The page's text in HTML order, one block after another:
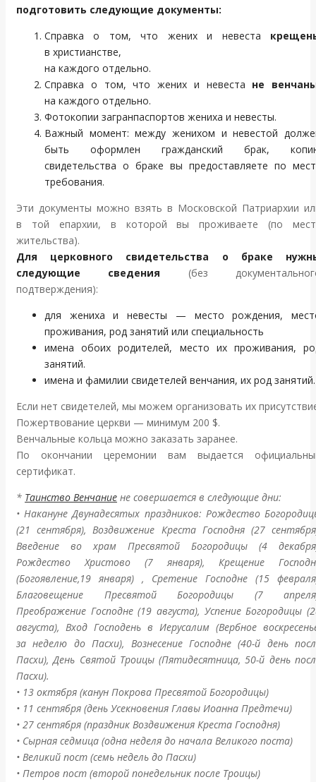
подготовить следующие документы:
Справка о том, что жених и невеста
в христианстве,
на каждого отдельно.
Справка о том, что жених и невеста не
на каждого отдельно.
Фотокопии загранпаспортов жениха и невесты.
Важный момент: между женихом и невестой
быть оформлен гражданский брак,
свидетельства о браке вы предоставляете по
требования.
Эти документы можно взять в Московской Патриархии
в той епархии, в которой вы проживаете (по
жительства).
Для церковного свидетельства о браке
следующие сведения (без
подтверждения):
для жениха и невесты — место рождения,
проживания, род занятий или специальность
имена обоих родителей, место их проживания,
занятий.
имена и фамилии свидетелей венчания, их род занятий.
Если нет свидетелей, мы можем организовать их
Пожертвование церкви — минимум 200 $.
Венчальные кольца можно заказать заранее.
По окончании церемонии вам выдается
сертификат.
* Таинство Венчание не совершается в следующие дни:
• Накануне Двунадесятых праздников: Рождество
(21 сентября), Воздвижение Креста Господня (27
Введение во храм Пресвятой Богородицы (4
Рождество Христово (7 января), Крещение
(Богоявление,19 января) , Сретение Господне (15
Благовещение Пресвятой Богородицы (7
Преображение Господне (19 августа), Успение Богородицы
августа), Вход Господень в Иерусалим (Вербное
за неделю до Пасхи), Вознесение Господне (40-й день
Пасхи), День Святой Троицы (Пятидесятница, 50-й день
Пасхи).
• 13 октября (канун Покрова Пресвятой Богородицы)
• 11 сентября (день Усекновения Главы Иоанна Предтечи)
• 27 сентября (праздник Воздвижения Креста Господня)
• Сырная седмица (одна неделя до начала Великого поста)
• Великий пост (семь недель до Пасхи)
• Петров пост (второй понедельник после Троицы)